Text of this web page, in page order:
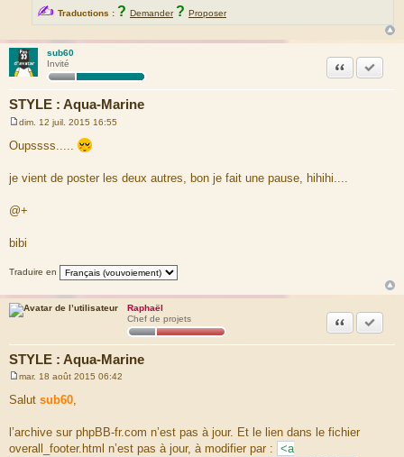
✍ Traductions : ? Demander ? Proposer
sub60
Invité
STYLE : Aqua-Marine
Citation
s
g
dim. 12 juil. 2015 16:55
Oupssss.....
je vient de poster les deux autres, bon je fait une pause, hihihi....
@+
bibi
Traduire en
Raphaël
Chef de projets
STYLE : Aqua-Marine
Citation
e
s
g
e
mar. 18 août 2015 06:42
Salut sub60,
l’archive sur phpBB-fr.com n’est pas à jour. Et le lien dans le fichier
overall_footer.html n’est pas à jour, à modifier par : <a